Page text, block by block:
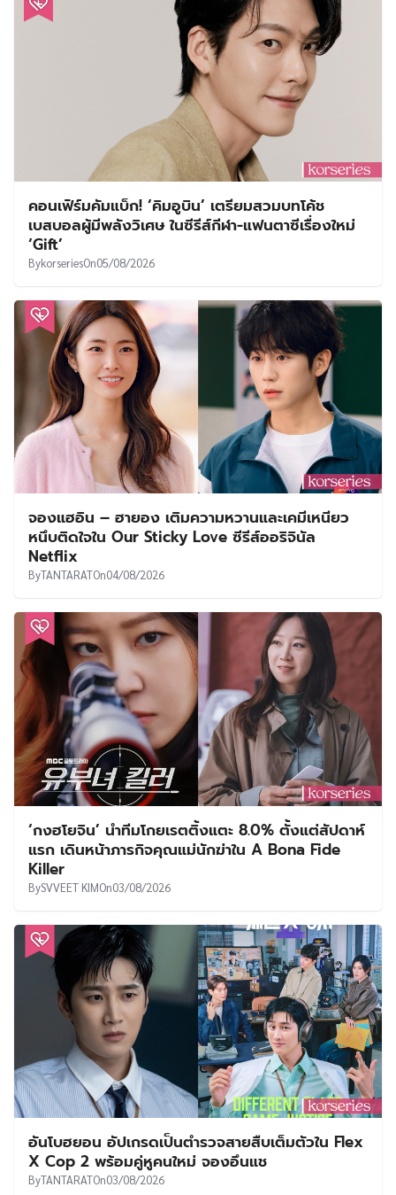
คอนเฟิร์มคัมแบ็ก! ‘คิมอูบิน’ เตรียมสวมบทโค้ช
เบสบอลผู้มีพลังวิเศษ ในซีรีส์กีฬา-แฟนตาซีเรื่องใหม่
‘Gift’
BykorseriesOn05/08/2026
จองแฮอิน – ฮายอง เติมความหวานและเคมีเหนียว
หนึบติดใจใน Our Sticky Love ซีรีส์ออริจินัล
Netflix
ByTANTARATOn04/08/2026
‘กงฮโยจิน’ นำทีมโกยเรตติ้งแตะ 8.0% ตั้งแต่สัปดาห์
แรก เดินหน้าภารกิจคุณแม่นักฆ่าใน A Bona Fide
Killer
BySVVEET KIMOn03/08/2026
อันโบฮยอน อัปเกรดเป็นตำรวจสายสืบเต็มตัวใน Flex
X Cop 2 พร้อมคู่หูคนใหม่ จองอึนแช
ByTANTARATOn03/08/2026